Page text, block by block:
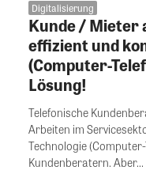
Digitalisierung
Kunde / Mieter
effizient und
(Computer-
Lösung!
Telefonische
Arbeiten im
Technologie
Kundenberatern. Aber...